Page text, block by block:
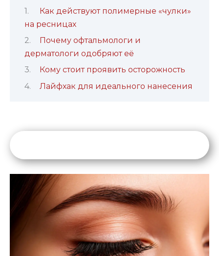
Как действуют полимерные «чулки»
на ресницах
Почему офтальмологи и
дерматологи одобряют её
Кому стоит проявить осторожность
Лайфхак для идеального нанесения